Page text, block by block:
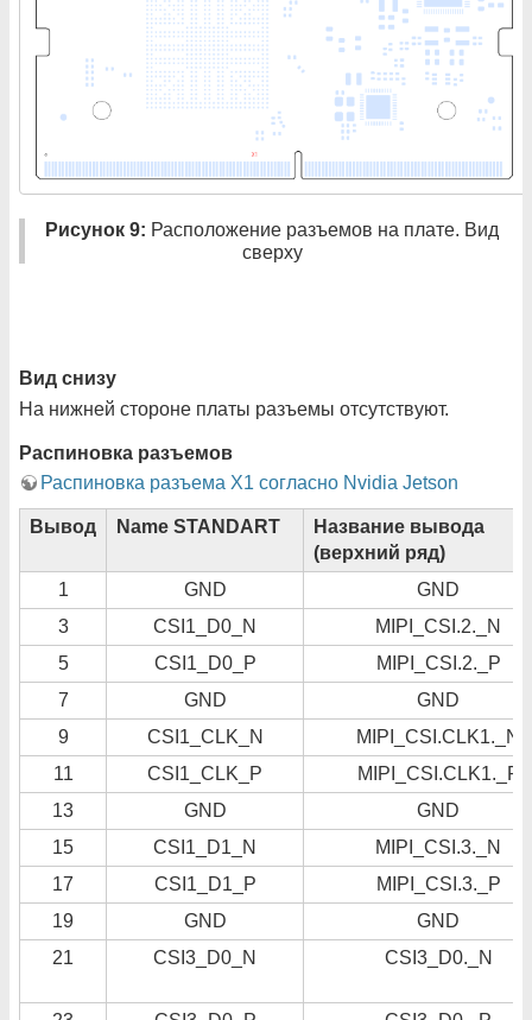
Рисунок 9: Расположение разъемов на плате. Вид
сверху
Вид снизу
На нижней стороне платы разъемы отсутствуют.
Распиновка разъемов
Распиновка разъема X1 согласно Nvidia Jetson
Вывод Name STANDART
Название вывода
(верхний ряд)
1
GND
GND
3
CSI1_D0_N
MIPI_CSI.2._N
5
CSI1_D0_P
MIPI_CSI.2._P
7
GND
GND
9
CSI1_CLK_N
MIPI_CSI.CLK1._N
11
CSI1_CLK_P
MIPI_CSI.CLK1._P
13
GND
GND
15
CSI1_D1_N
MIPI_CSI.3._N
17
CSI1_D1_P
MIPI_CSI.3._P
19
GND
GND
21
CSI3_D0_N CSI3_D0._N